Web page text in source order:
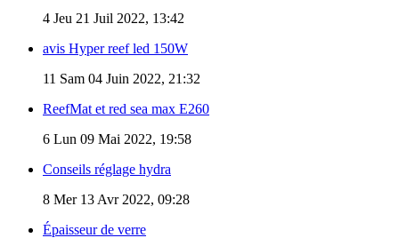
4 Jeu 21 Juil 2022, 13:42
avis Hyper reef led 150W
11 Sam 04 Juin 2022, 21:32
ReefMat et red sea max E260
6 Lun 09 Mai 2022, 19:58
Conseils réglage hydra
8 Mer 13 Avr 2022, 09:28
Épaisseur de verre